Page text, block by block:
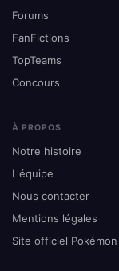
Forums
FanFictions
TopTeams
Concours
À PROPOS
Notre histoire
L'équipe
Nous contacter
Mentions légales
Site officiel Pokémon